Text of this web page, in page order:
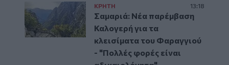
ΚΡΗΤΗ 13:18
Σαμαριά: Νέα παρέμβαση
Καλογερή για τα
κλεισίματα του Φαραγγιού
- "Πολλές φορές είναι